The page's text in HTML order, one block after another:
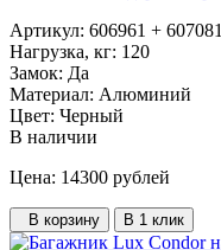
Артикул: 606961 + 607081
Нагрузка, кг: 120
Замок: Да
Материал: Алюминий
Цвет: Черный
В наличии
Цена: 14300 рублей
В корзину В 1 клик